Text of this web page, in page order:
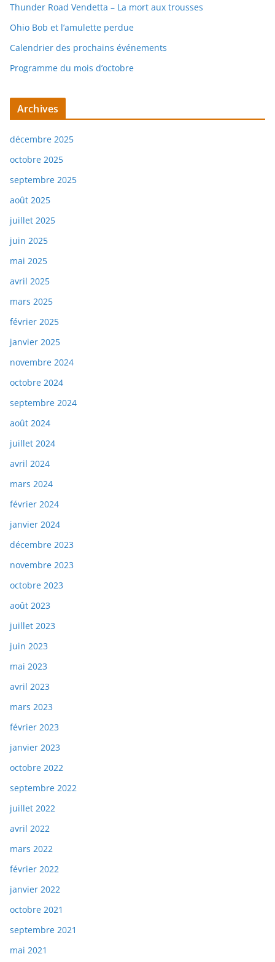
Thunder Road Vendetta – La mort aux trousses
Ohio Bob et l’amulette perdue
Calendrier des prochains événements
Programme du mois d’octobre
Archives
décembre 2025
octobre 2025
septembre 2025
août 2025
juillet 2025
juin 2025
mai 2025
avril 2025
mars 2025
février 2025
janvier 2025
novembre 2024
octobre 2024
septembre 2024
août 2024
juillet 2024
avril 2024
mars 2024
février 2024
janvier 2024
décembre 2023
novembre 2023
octobre 2023
août 2023
juillet 2023
juin 2023
mai 2023
avril 2023
mars 2023
février 2023
janvier 2023
octobre 2022
septembre 2022
juillet 2022
avril 2022
mars 2022
février 2022
janvier 2022
octobre 2021
septembre 2021
mai 2021